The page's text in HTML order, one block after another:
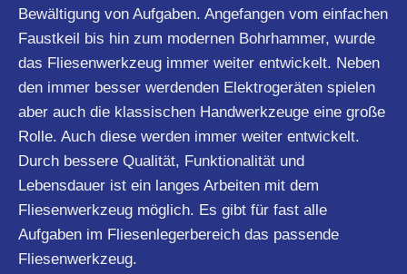
Bewältigung von Aufgaben. Angefangen vom einfachen
Faustkeil bis hin zum modernen Bohrhammer, wurde
das Fliesenwerkzeug immer weiter entwickelt. Neben
den immer besser werdenden Elektrogeräten spielen
aber auch die klassischen Handwerkzeuge eine große
Rolle. Auch diese werden immer weiter entwickelt.
Durch bessere Qualität, Funktionalität und
Lebensdauer ist ein langes Arbeiten mit dem
Fliesenwerkzeug möglich. Es gibt für fast alle
Aufgaben im Fliesenlegerbereich das passende
Fliesenwerkzeug.